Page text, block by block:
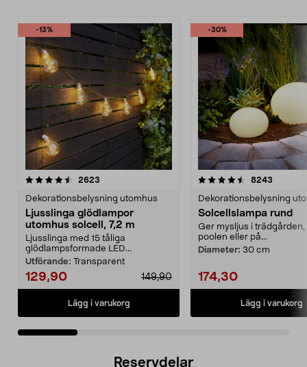
-13%
2623
Dekorationsbelysning utomhus
Ljusslinga glödlampor
utomhus solcell, 7,2 m
Ljusslinga med 15 tåliga
glödlampsformade LED...
Utförande: Transparent
129,90 149,90
Lägg i varukorg
-30%
4.5 av 5 stjärnor 8243
Dekorationsbelysning
Solcellslampa rund
Ger mysljus i trädgården,
poolen eller på...
Diameter: 30 cm
174,30
Lägg i varukorg
4.5 av 5 stjärnor
Reservdelar